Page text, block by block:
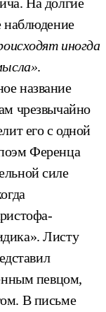
наблюдение
иногда
.
название
чрезвычайно
его с одной
Ференца
силе
Листу
певцом,
В письме